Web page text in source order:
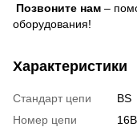
Позвоните нам –
оборудования!
Характеристики
Стандарт цепи
BS
Номер цепи
16B